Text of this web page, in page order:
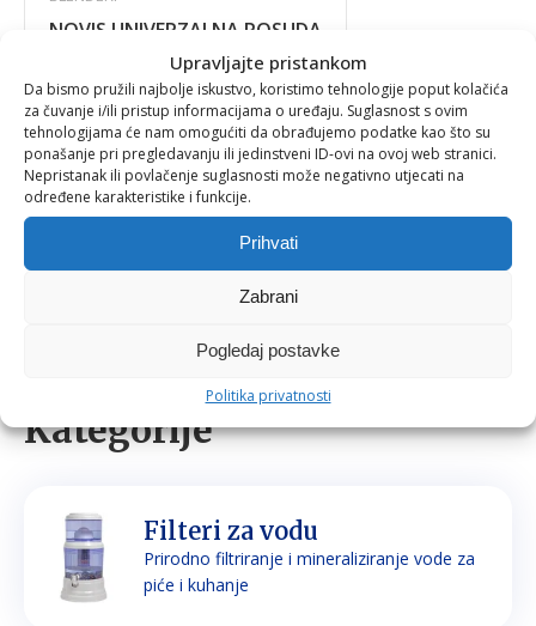
Upravljajte pristankom
Da bismo pružili najbolje iskustvo, koristimo tehnologije poput kolačića
za čuvanje i/ili pristup informacijama o uređaju. Suglasnost s ovim
tehnologijama će nam omogućiti da obrađujemo podatke kao što su
ponašanje pri pregledavanju ili jedinstveni ID-ovi na ovoj web stranici.
Nepristanak ili povlačenje suglasnosti može negativno utjecati na
određene karakteristike i funkcije.
Prihvati
Zabrani
Pogledaj postavke
Politika privatnosti
Kategorije
Filteri za vodu
Prirodno filtriranje i mineraliziranje vode za
piće i kuhanje
205,45€
NOVIS UNIVERZALNA POSUDA